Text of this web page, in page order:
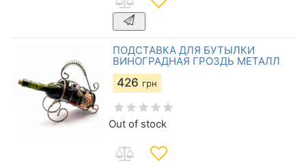
ПОДСТАВКА ДЛЯ БУТЫЛКИ
ВИНОГРАДНАЯ ГРОЗДЬ МЕТАЛЛ
426 грн
Out of stock